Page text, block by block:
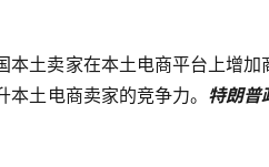
本土卖家在本土电商平台上增
土电商卖家的竞争力。 特朗普